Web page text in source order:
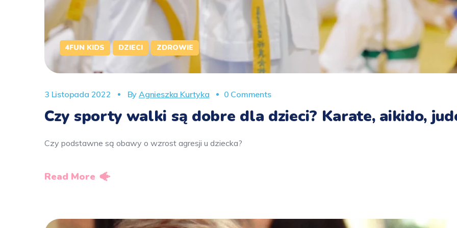
4FUN KIDS DZIECI ZDROWIE
3 Listopada 2022 ByAgnieszka Kurtyka 0 Comments
Czy sporty walki są dobre dla dzieci? Karate, aikido,
Czy podstawne są obawy o wzrost agresji u dziecka?
Read More